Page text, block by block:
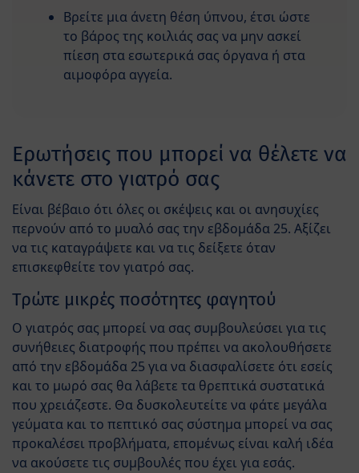
Βρείτε μια άνετη θέση ύπνου, έτσι ώστε
το βάρος της κοιλιάς σας να μην ασκεί
πίεση στα εσωτερικά σας όργανα ή στα
αιμοφόρα αγγεία.
Ερωτήσεις που μπορεί να θέλετε να
κάνετε στο γιατρό σας
Είναι βέβαιο ότι όλες οι σκέψεις και οι ανησυχίες
περνούν από το μυαλό σας την εβδομάδα 25. Αξίζει
να τις καταγράψετε και να τις δείξετε όταν
επισκεφθείτε τον γιατρό σας.
Τρώτε μικρές ποσότητες φαγητού
Ο γιατρός σας μπορεί να σας συμβουλεύσει για τις
συνήθειες διατροφής που πρέπει να ακολουθήσετε
από την εβδομάδα 25 για να διασφαλίσετε ότι εσείς
και το μωρό σας θα λάβετε τα θρεπτικά συστατικά
που χρειάζεστε. Θα δυσκολευτείτε να φάτε μεγάλα
γεύματα και το πεπτικό σας σύστημα μπορεί να σας
προκαλέσει προβλήματα, επομένως είναι καλή ιδέα
να ακούσετε τις συμβουλές που έχει για εσάς.